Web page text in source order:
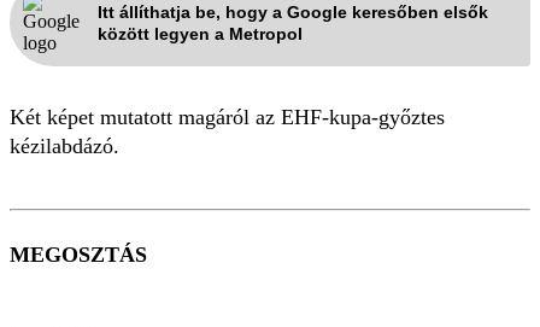
Itt állíthatja be, hogy a Google keresőben elsők
között legyen a Metropol
Két képet mutatott magáról az EHF-kupa-győztes
kézilabdázó.
MEGOSZTÁS